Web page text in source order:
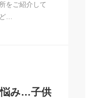
をご紹介して
…
悩み…子供